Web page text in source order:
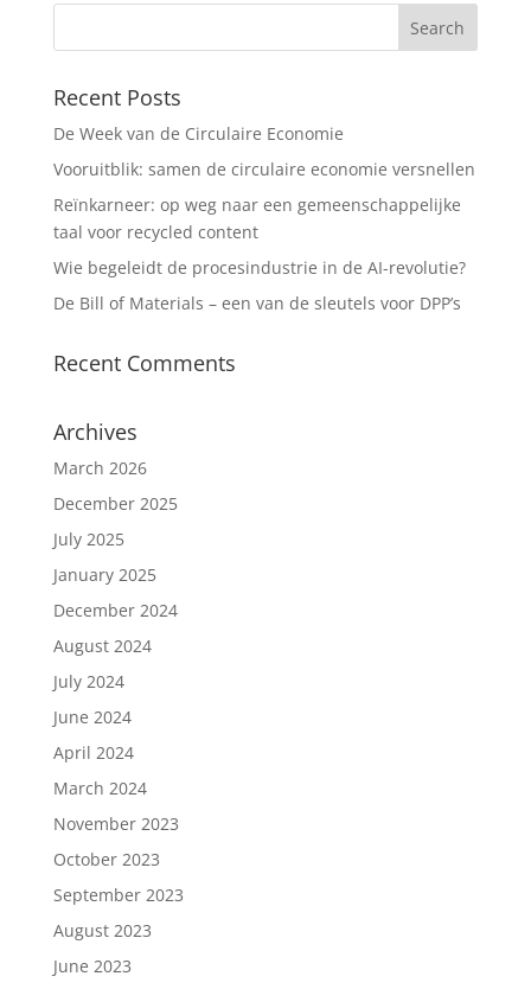
Recent Posts
De Week van de Circulaire Economie
Vooruitblik: samen de circulaire economie versnellen
Reïnkarneer: op weg naar een gemeenschappelijke
taal voor recycled content
Wie begeleidt de procesindustrie in de AI-revolutie?
De Bill of Materials – een van de sleutels voor DPP’s
Recent Comments
Archives
March 2026
December 2025
July 2025
January 2025
December 2024
August 2024
July 2024
June 2024
April 2024
March 2024
November 2023
October 2023
September 2023
August 2023
June 2023